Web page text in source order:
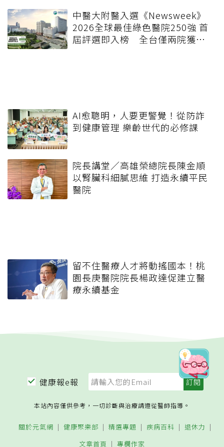
中醫大附醫入選《Newsweek》
2026全球最佳綠色醫院250強 首
屆評選即入榜 全台僅兩院獲
AI愈聰明，人要更警覺！從防詐
到健康管理 樂齡世代的必修課
院長講堂／高雄榮總院長陳金順
以腎臟科細膩思維 打造永續平民
醫院
留不住醫療人才將動搖國本！桃
園長庚醫院院長楊政達促建立醫
療永續基金
健康報e報
本站內容僅供參考，一切診斷與治療請遵從醫師指導。
關於元氣網 健康聚樂部 精選專題 疾病百科
退休力
文章首頁
專欄作家